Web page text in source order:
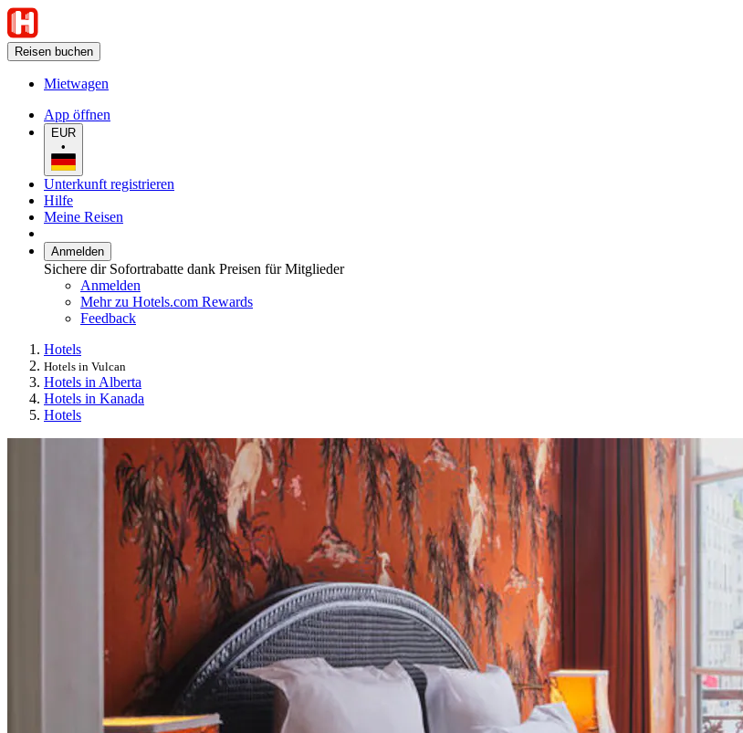
Reisen buchen
Mietwagen
App öffnen
EUR
•
Unterkunft registrieren
Hilfe
Meine Reisen
Anmelden
Sichere dir Sofortrabatte dank Preisen für Mitglieder
Anmelden
Mehr zu Hotels.com Rewards
Feedback
Hotels
Hotels in Vulcan
Hotels in Alberta
Hotels in Kanada
Hotels